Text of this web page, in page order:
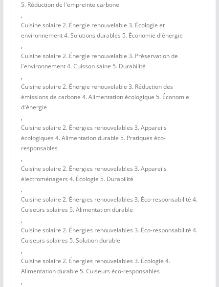
5. Réduction de l'empreinte carbone
,
Cuisine solaire 2. Énergie renouvelable 3. Écologie et
environnement 4. Solutions durables 5. Économie d'énergie
,
Cuisine solaire 2. Énergie renouvelable 3. Préservation de
l'environnement 4. Cuisson saine 5. Durabilité
,
Cuisine solaire 2. Énergie renouvelable 3. Réduction des
émissions de carbone 4. Alimentation écologique 5. Économie
d'énergie
,
Cuisine solaire 2. Énergies renouvelables 3. Appareils
écologiques 4. Alimentation durable 5. Pratiques éco-
responsables
,
Cuisine solaire 2. Énergies renouvelables 3. Appareils
électroménagers 4. Écologie 5. Durabilité
,
Cuisine solaire 2. Énergies renouvelables 3. Éco-responsabilité 4.
Cuiseurs solaires 5. Alimentation durable
,
Cuisine solaire 2. Énergies renouvelables 3. Éco-responsabilité 4.
Cuiseurs solaires 5. Solution durable
,
Cuisine solaire 2. Énergies renouvelables 3. Écologie 4.
Alimentation durable 5. Cuiseurs éco-responsables
,